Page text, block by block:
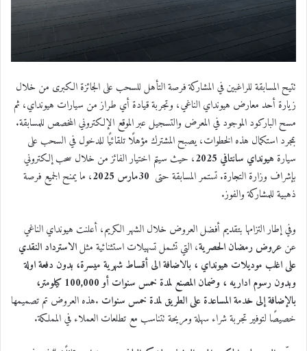
تتيح المسابقة للراغبين في المشاركة فرصة التأهل للسحب على الجائزة الكبرى من خلال
زيارة أحد معارض هيونداي الناغي، وتجربة قيادة أي طراز من سيارات هيونداي، ثم
مسح الباركود الموجود في المعرض والتسجيل عبر الموقع الإلكتروني المخصص للمسابقة.
بمجرد استكمال هذه الخطوات، يصبح المشترك مؤهلًا تلقائيًا للدخول في السحب على
سيارة هيونداي سانتافي 2025
، حيث سيتم اختيار الفائز من خلال سحب إلكتروني
بإشراف وزارة التجارة. تستمر المسابقة حتى 30مارس 2025
، ما يمنح الجميع فرصة
ذهبية للمشاركة والفوز.
وفي إطار التزامها بتقديم أفضل العروض خلال الشهر الكريم، أعلنت هيونداي الناغي
عنعروض رمضان الحصرية، التي تشمل تسهيلات استثنائية مثلالاسترداد النقدي
على اغلب موديلات هيونداي ، بالاضافة الى أقساط شهرية ميسرة، بدون دفعة اولة
وبدون رسوم اداريه ، وضمان المصنع لمدة خمس سنوات أو 100,000 كيلومتر،
بالإضافة إلى خدمة المساعدة على الطريق لمدة خمس سنوات .هذه العروض تم تصميمها
خصيصًا لتوفير تجربة شراء سهلة ومريحة تتناسب مع تطلعات العملاء في المملكة.